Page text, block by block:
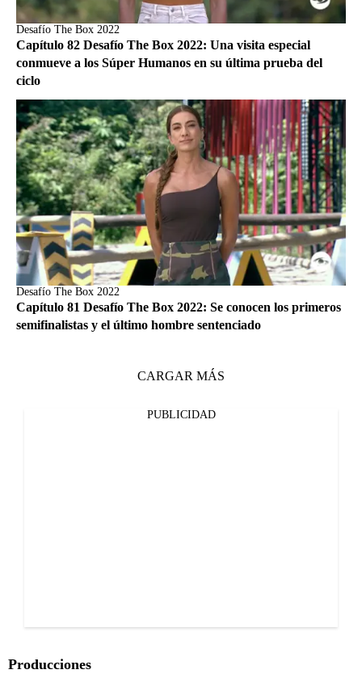
Desafío The Box 2022
Capítulo 82 Desafío The Box 2022: Una visita especial
conmueve a los Súper Humanos en su última prueba del
ciclo
Desafío The Box 2022
Capítulo 81 Desafío The Box 2022: Se conocen los primeros
semifinalistas y el último hombre sentenciado
CARGAR MÁS
PUBLICIDAD
Producciones